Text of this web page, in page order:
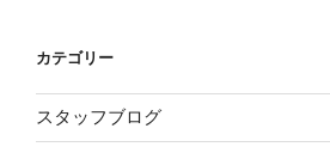
カテゴリー
スタッフブログ